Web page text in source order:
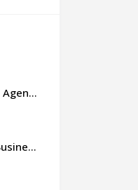
SMART Business - Nicht noch eine Agentur. Sondern ein Partner, der dein Business als Ganzes denkt.
Katharina Hellmann - The Smart Business Coach